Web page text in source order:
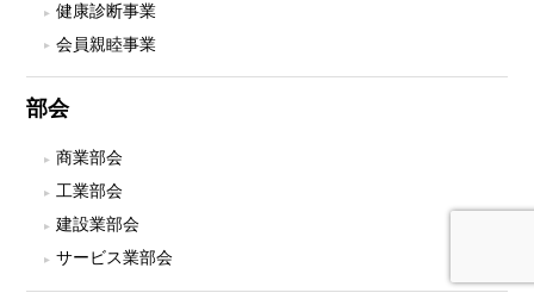
健康診断事業
会員親睦事業
部会
商業部会
工業部会
建設業部会
サービス業部会